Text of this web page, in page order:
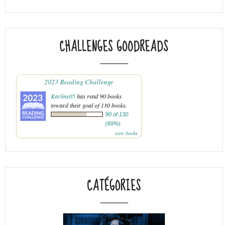
CHALLENGES GOODREADS
2023 Reading Challenge
Karline05has read 90 books
toward their goal of 130 books.
90 of 130
(69%)
view books
CATÉGORIES